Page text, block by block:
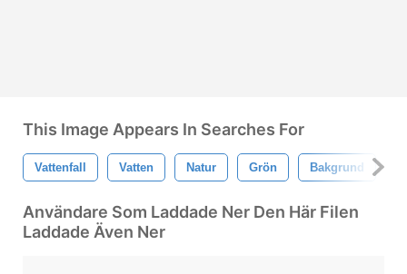
This Image Appears In Searches For
Vattenfall Vatten Natur Grön Bakgrund
Användare Som Laddade Ner Den Här Filen
Laddade Även Ner